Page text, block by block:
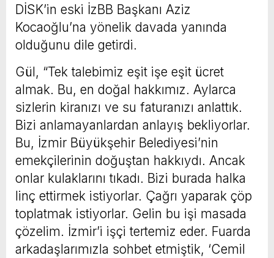
DİSK’in eski İzBB Başkanı Aziz
Kocaoğlu’na yönelik davada yanında
olduğunu dile getirdi.
Gül, “Tek talebimiz eşit işe eşit ücret
almak. Bu, en doğal hakkımız. Aylarca
sizlerin kiranızı ve su faturanızı anlattık.
Bizi anlamayanlardan anlayış bekliyorlar.
Bu, İzmir Büyükşehir Belediyesi’nin
emekçilerinin doğuştan hakkıydı. Ancak
onlar kulaklarını tıkadı. Bizi burada halka
linç ettirmek istiyorlar. Çağrı yaparak çöp
toplatmak istiyorlar. Gelin bu işi masada
çözelim. İzmir’i işçi tertemiz eder. Fuarda
arkadaşlarımızla sohbet etmiştik, ‘Cemil